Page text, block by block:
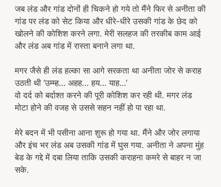
जब लंड और गांड दोनों ही चिकने हो गये तो मैंने फिर से अनीता की
गांड पर लंड को सेट किया और धीरे-धीरे उसकी गांड के छेद को
खोलने की कोशिश करने लगा. मेरी सलहज की तरकीब काम आई
और लंड अब गांड में रास्ता बनाने लगा था.
मगर जैसे ही लंड हल्का सा आगे सरकता था अनीता जोर से कराह
उठती थी ‘उम्म्ह… अहह… हय… याह…’
वो दर्द को बर्दाश्त करने की पूरी कोशिश कर रही थी. मगर लंड
मोटा होने की वजह से उससे सहन नहीं हो पा रहा था.
मेरे बदन में भी पसीना आना शुरू हो गया था. मैंने और जोर लगाया
और इंच भर लंड अब उसकी गांड में घुस गया. अनीता ने अपना मुंह
बेड के गद्दे में दबा लिया ताकि उसकी कराहना कमरे से बाहर न जा
सके.